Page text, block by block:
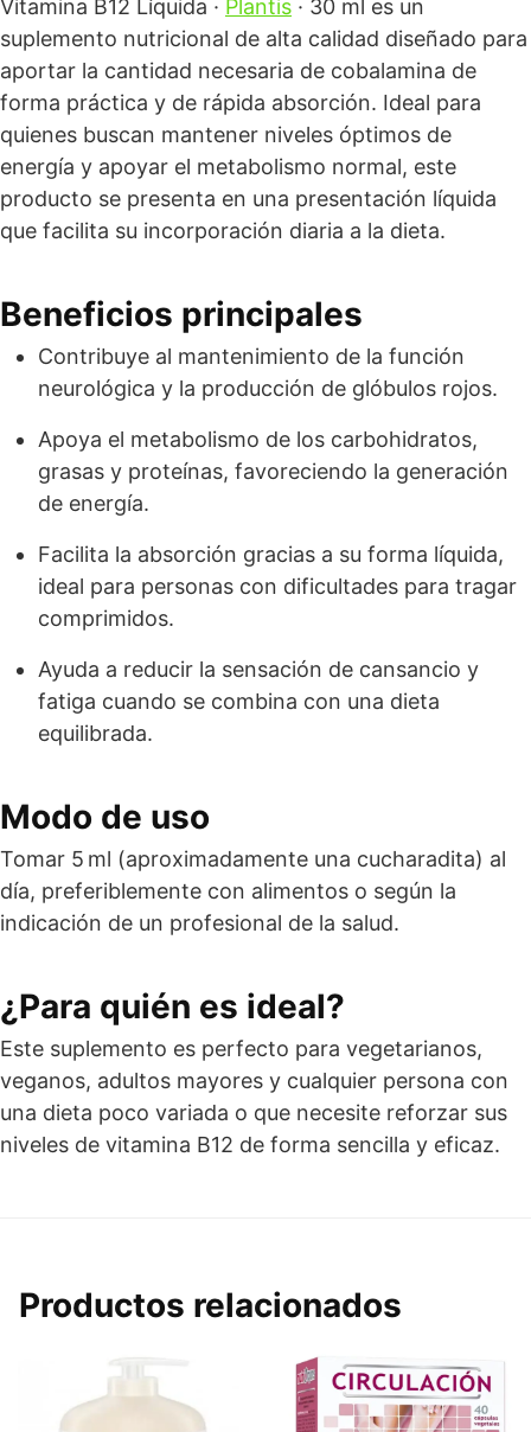
Vitamina B12 Líquida · Plantis · 30 ml es un
suplemento nutricional de alta calidad diseñado para
aportar la cantidad necesaria de cobalamina de
forma práctica y de rápida absorción. Ideal para
quienes buscan mantener niveles óptimos de
energía y apoyar el metabolismo normal, este
producto se presenta en una presentación líquida
que facilita su incorporación diaria a la dieta.
Beneficios principales
Contribuye al mantenimiento de la función
neurológica y la producción de glóbulos rojos.
Apoya el metabolismo de los carbohidratos,
grasas y proteínas, favoreciendo la generación
de energía.
Facilita la absorción gracias a su forma líquida,
ideal para personas con dificultades para tragar
comprimidos.
Ayuda a reducir la sensación de cansancio y
fatiga cuando se combina con una dieta
equilibrada.
Modo de uso
Tomar 5 ml (aproximadamente una cucharadita) al
día, preferiblemente con alimentos o según la
indicación de un profesional de la salud.
¿Para quién es ideal?
Este suplemento es perfecto para vegetarianos,
veganos, adultos mayores y cualquier persona con
una dieta poco variada o que necesite reforzar sus
niveles de vitamina B12 de forma sencilla y eficaz.
Productos relacionados